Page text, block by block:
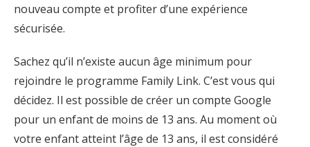
nouveau compte et profiter d’une expérience
sécurisée.
Sachez qu’il n’existe aucun âge minimum pour
rejoindre le programme Family Link. C’est vous qui
décidez. Il est possible de créer un compte Google
pour un enfant de moins de 13 ans. Au moment où
votre enfant atteint l’âge de 13 ans, il est considéré